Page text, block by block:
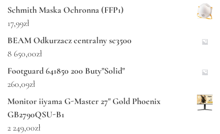
Schmith Maska Ochronna (FFP1)
17,99zł
BEAM Odkurzacz centralny sc3500
8 650,00zł
Footguard 641850 200 Buty"Solid"
260,09zł
Monitor iiyama G-Master 27" Gold Phoenix
GB2790QSU-B1
2 249,00zł